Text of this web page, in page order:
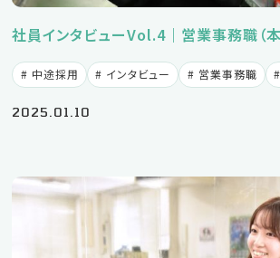
中
エントリ
パートの求
社員インタビューVol.4｜営業事務職（本
中途採用 インタビュー 営業事務職
2025.01.10